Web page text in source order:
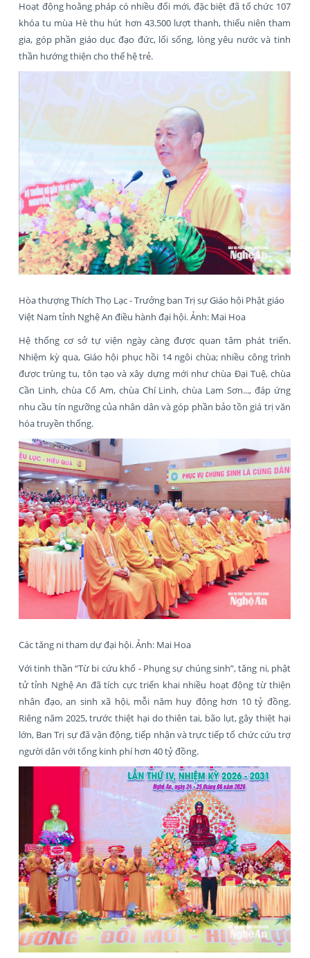
Hoạt động hoằng pháp có nhiều đổi mới, đặc biệt đã tổ chức 107
khóa tu mùa Hè thu hút hơn 43.500 lượt thanh, thiếu niên tham
gia, góp phần giáo dục đạo đức, lối sống, lòng yêu nước và tinh
thần hướng thiện cho thế hệ trẻ.
Hòa thượng Thích Thọ Lạc - Trưởng ban Trị sự Giáo hội Phật giáo
Việt Nam tỉnh Nghệ An điều hành đại hội. Ảnh: Mai Hoa
Hệ thống cơ sở tự viện ngày càng được quan tâm phát triển.
Nhiệm kỳ qua, Giáo hội phục hồi 14 ngôi chùa; nhiều công trình
được trùng tu, tôn tạo và xây dựng mới như chùa Đại Tuệ, chùa
Cần Linh, chùa Cổ Am, chùa Chí Linh, chùa Lam Sơn..., đáp ứng
nhu cầu tín ngưỡng của nhân dân và góp phần bảo tồn giá trị văn
hóa truyền thống.
Các tăng ni tham dự đại hội. Ảnh: Mai Hoa
Với tinh thần “Từ bi cứu khổ - Phụng sự chúng sinh”, tăng ni, phật
tử tỉnh Nghệ An đã tích cực triển khai nhiều hoạt động từ thiện
nhân đạo, an sinh xã hội, mỗi năm huy động hơn 10 tỷ đồng.
Riêng năm 2025, trước thiệt hại do thiên tai, bão lụt, gây thiệt hại
lớn, Ban Trị sự đã vận động, tiếp nhận và trực tiếp tổ chức cứu trợ
người dân với tổng kinh phí hơn 40 tỷ đồng.